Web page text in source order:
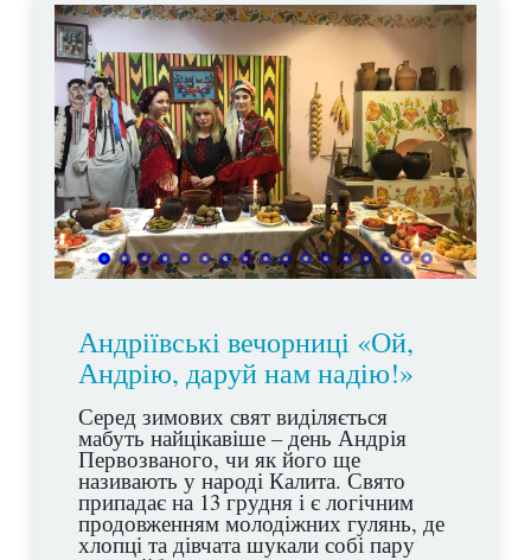
Андріївські вечорниці «Ой,
Андрію, даруй нам надію!»
Серед зимових свят виділяється
мабуть найцікавіше – день Андрія
Первозваного, чи як його ще
називають у народі Калита. Свято
припадає на 13 грудня і є логічним
продовженням молодіжних гулянь, де
хлопці та дівчата шукали собі пару